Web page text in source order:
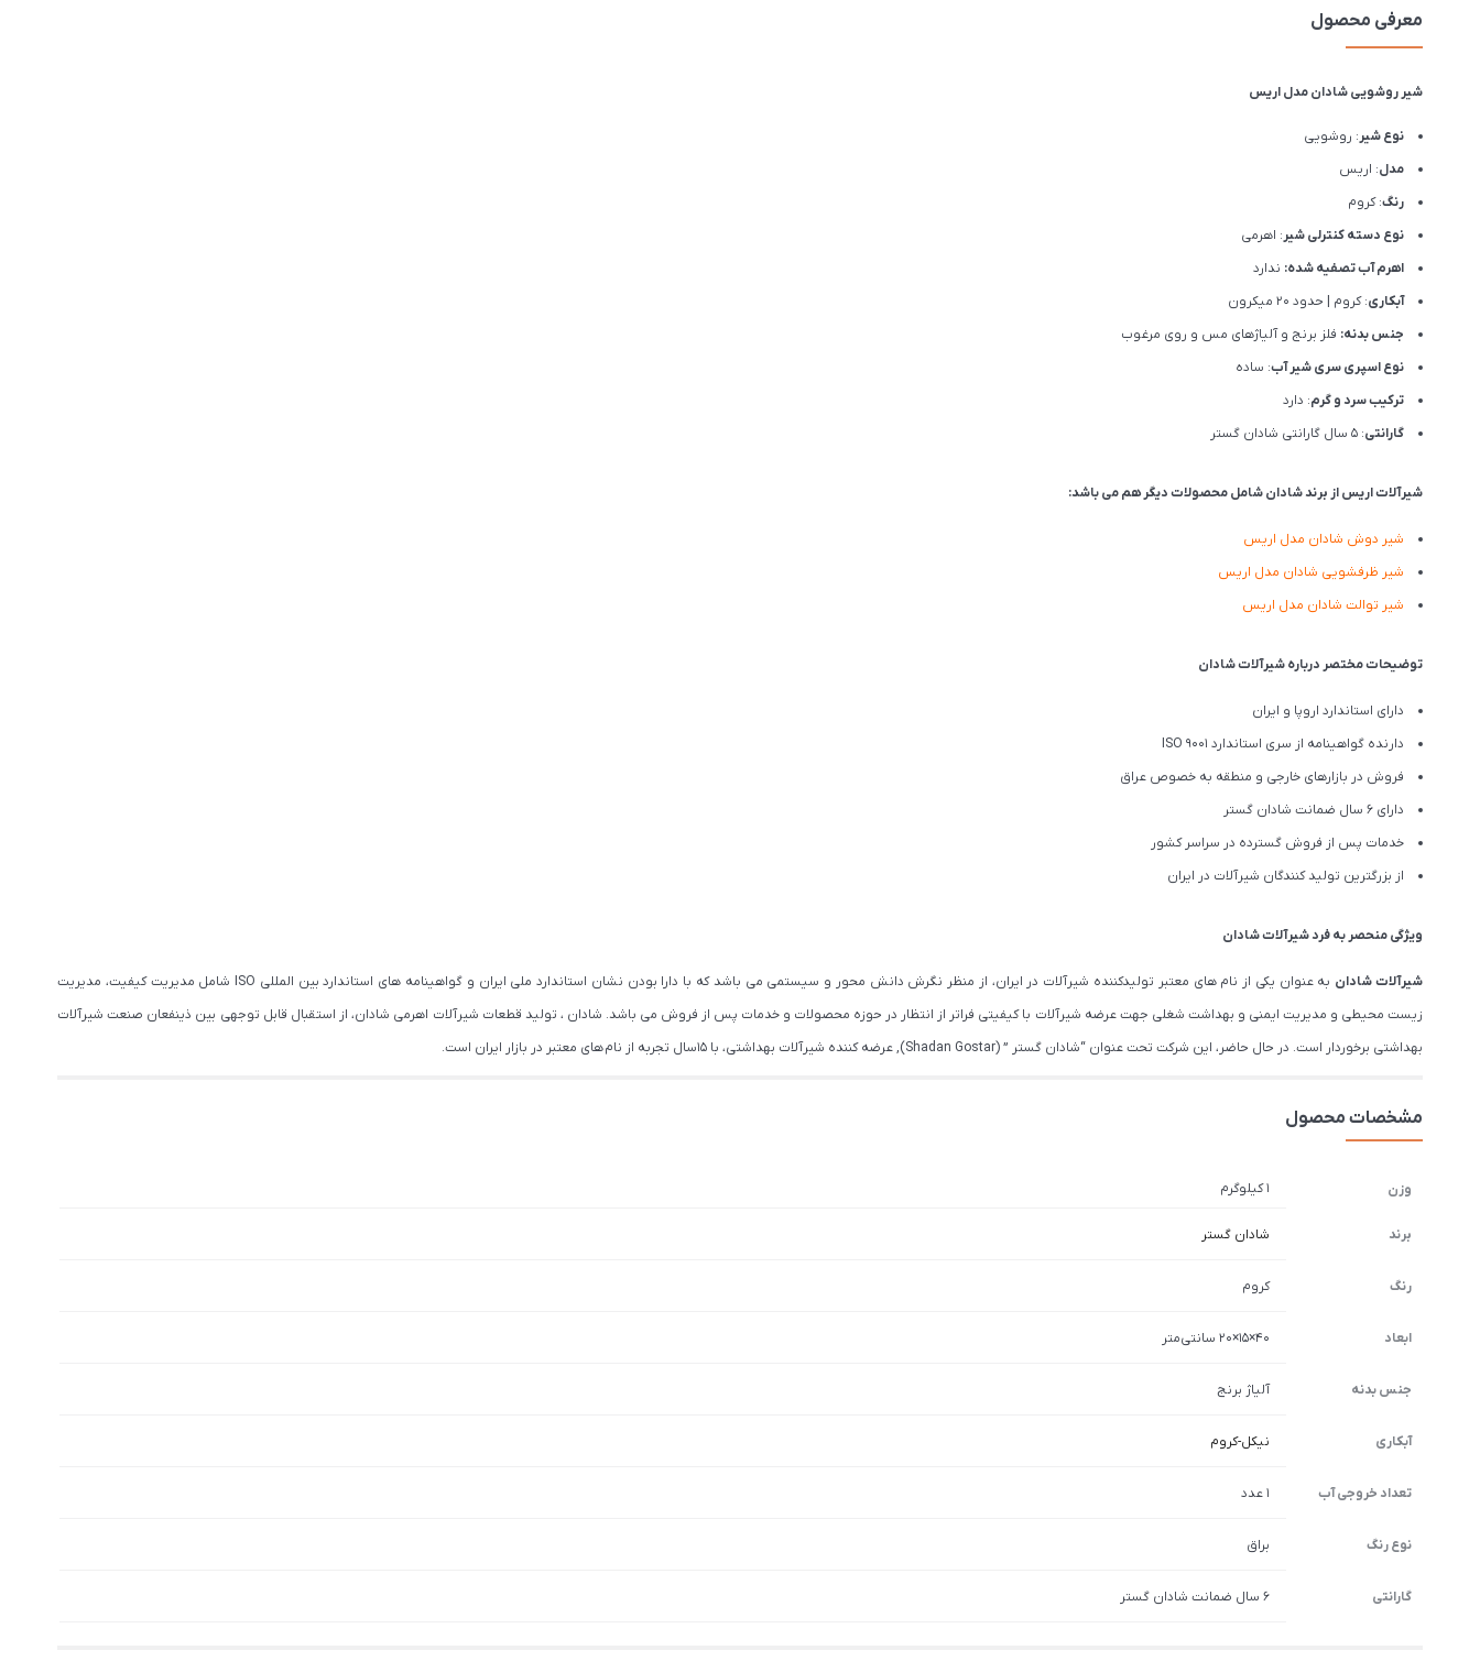
معرفی محصول
شیر روشویی شادان مدل اریس
نوع شیر: روشویی
مدل: اریس
رنگ: کروم
نوع دسته کنترلی شیر: اهرمی
اهرم آب تصفیه شده: ندارد
آبکاری: کروم | حدود 20 میکرون
جنس بدنه: فلز برنج و آلیاژهای مس و روی مرغوب
نوع اسپری سری شیر آب: ساده
ترکیب سرد و گرم: دارد
گارانتی: 5 سال گارانتی شادان گستر
شیرآلات اریس از برند شادان شامل محصولات دیگر هم می باشد:
شیر دوش شادان مدل اریس
شیر ظرفشویی شادان مدل اریس
شیر توالت شادان مدل اریس
توضیحات مختصر درباره شیرآلات شادان
دارای استاندارد اروپا و ایران
دارنده گواهینامه از سری استاندارد ISO 9001
فروش در بازارهای خارجی و منطقه به خصوص عراق
دارای 6 سال ضمانت شادان گستر
خدمات پس از فروش گسترده در سراسر کشور
از بزرگترین تولید کنندگان شیرآلات در ایران
ویژگی منحصر به فرد شیرآلات شادان
شیرآلات شادان
به عنوان یکی از نام های معتبر تولیدکننده شیرآلات در ایران، از منظر نگرش دانش محور و سیستمی می باشد که با دارا بودن نشان استاندارد ملی ایران و گواهینامه های استاندارد بین المللی ISO شامل مدیریت کیفیت، مدیریت
زیست محیطی و مدیریت ایمنی و بهداشت شغلی جهت عرضه شیرآلات با کیفیتی فراتر از انتظار در حوزه محصولات و خدمات پس از فروش می باشد. شادان ، تولید قطعات شیرآلات اهرمی شادان، از استقبال قابل توجهی بین ذینفعان صنعت شیرآلات
بهداشتی برخوردار است. در حال حاضر، این شرکت تحت عنوان “شادان گستر ” (Shadan Gostar), عرضه کننده شیرآلات بهداشتی، با ۱۵سال تجربه از نام های معتبر در بازار ایران است.
مشخصات محصول
وزن 1 کیلوگرم
برند شادان گستر
رنگ کروم
ابعاد 40×15×20 سانتی‌متر
جنس بدنه آلیاژ برنج
آبکاری نیکل-کروم
تعداد خروجی آب 1 عدد
نوع رنگ براق
گارانتی 6 سال ضمانت شادان گستر